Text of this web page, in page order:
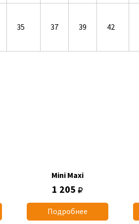
35 37 39 42
Mini Maxi
1 205
Подробнее